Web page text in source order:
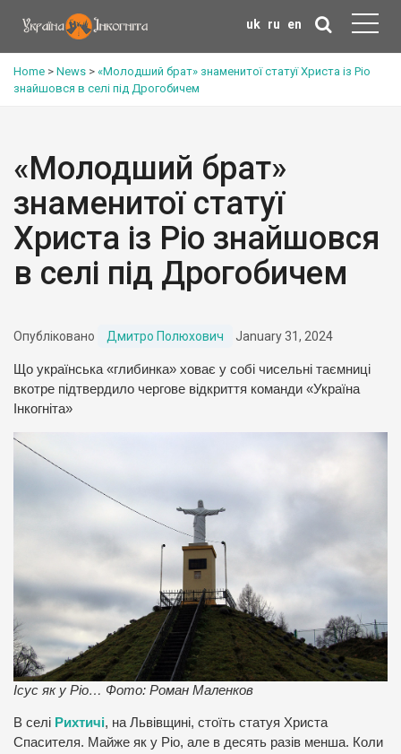
uk ru en
Home > News > «Молодший брат» знаменитої статуї Христа із Ріо
знайшовся в селі під Дрогобичем
«Молодший брат»
знаменитої статуї
Христа із Ріо знайшовся
в селі під Дрогобичем
Опубліковано Дмитро Полюхович January 31, 2024
Що українська «глибинка» ховає у собі чисельні таємниці
вкотре підтвердило чергове відкриття команди «Україна
Інкогніта»
Ісус як у Ріо… Фото: Роман Маленков
В селі Рихтичі, на Львівщині, стоїть статуя Христа
Спасителя. Майже як у Ріо, але в десять разів менша. Коли